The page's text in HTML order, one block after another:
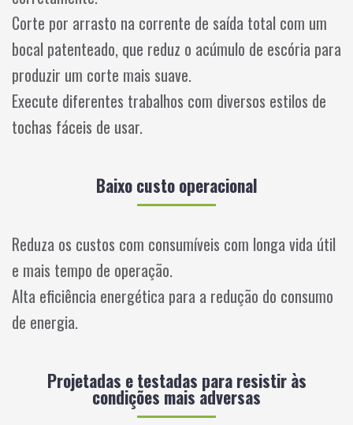
Corte por arrasto na corrente de saída total com um
bocal patenteado, que reduz o acúmulo de escória para
produzir um corte mais suave.
Execute diferentes trabalhos com diversos estilos de
tochas fáceis de usar.
Baixo custo operacional
Reduza os custos com consumíveis com longa vida útil
e mais tempo de operação.
Alta eficiência energética para a redução do consumo
de energia.
Projetadas e testadas para resistir às
condições mais adversas